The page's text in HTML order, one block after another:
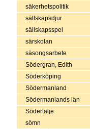
säkerhetspolitik
sällskapsdjur
sällskapsspel
särskolan
säsongsarbete
Södergran, Edith
Söderköping
Södermanland
Södermanlands län
Södertälje
sömn